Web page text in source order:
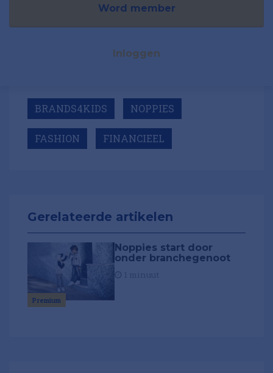
Word member
Inloggen
BRANDS4KIDS NOPPIES
FASHION FINANCIEEL
Gerelateerde artikelen
Premium
Noppies start door
onder branchegenoot